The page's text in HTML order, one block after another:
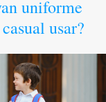
uniforme
usar?